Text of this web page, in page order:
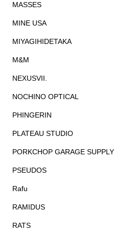
MASSES
MINE USA
MIYAGIHIDETAKA
M&M
NEXUSVII.
NOCHINO OPTICAL
PHINGERIN
PLATEAU STUDIO
PORKCHOP GARAGE SUPPLY
PSEUDOS
Rafu
RAMIDUS
RATS